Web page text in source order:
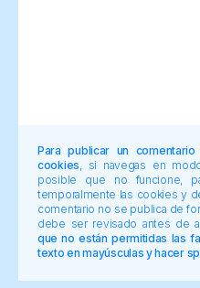
Para publicar un
cookies , si navegas en
posible que no funcione,
temporalmente las cookies y
comentario no se publica de
debe ser revisado antes de
que no están permitidas las
texto en mayúsculas y hacer